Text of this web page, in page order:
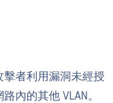
擊者利用漏洞未經授
內的其他 VLAN。